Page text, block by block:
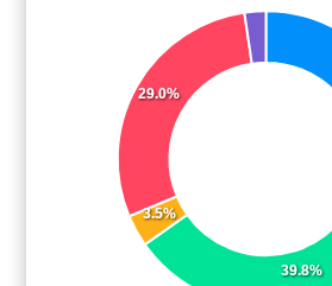
39.8%
3.5%
29.0%